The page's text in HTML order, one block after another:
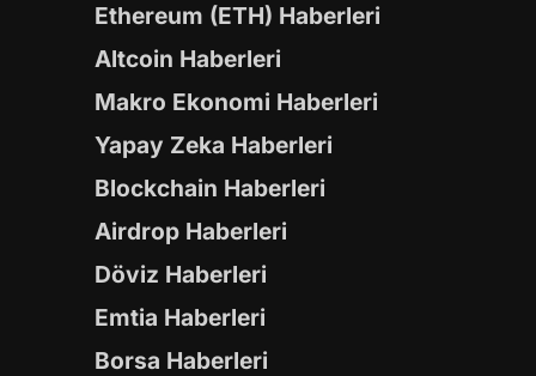
Ethereum (ETH) Haberleri
Altcoin Haberleri
Makro Ekonomi Haberleri
Yapay Zeka Haberleri
Blockchain Haberleri
Airdrop Haberleri
Döviz Haberleri
Emtia Haberleri
Borsa Haberleri